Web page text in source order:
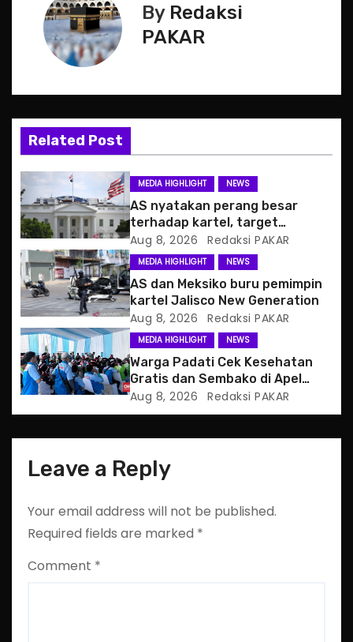
v
g
a
t
i
o
n
By Redaksi
PAKAR
Related Post
MEDIA HIGHLIGHT NEWS
AS nyatakan perang besar
terhadap kartel, target
pertama CJNG
Aug 8, 2026 Redaksi PAKAR
MEDIA HIGHLIGHT NEWS
AS dan Meksiko buru pemimpin
kartel Jalisco New Generation
Aug 8, 2026 Redaksi PAKAR
MEDIA HIGHLIGHT NEWS
Warga Padati Cek Kesehatan
Gratis dan Sembako di Apel
Jaga Jakarta
Aug 8, 2026 Redaksi PAKAR
Leave a Reply
Your email address will not be published.
Required fields are marked *
Comment *